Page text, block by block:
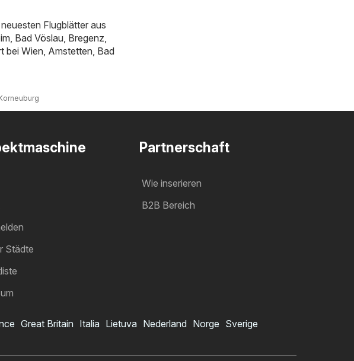
Flugblätter aus
Bad Vöslau Bregenz
bei Wien Amstetten Bad
Städte
Partnerschaft
Wie inserieren
B2B Bereich
Great Britain Italia Lietuva Nederland Norge Sverige